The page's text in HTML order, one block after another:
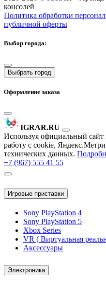
консолей
Политика обработки
публичной оферты
Выбор города:
Выбрать город
Оформление заказа
IGRAR.RU
Используя официальный сайт
работу с cookie,
технических данных.
+7 (967) 555 41 55
Игровые приставки
Sony PlayStation 4
Sony PlayStation 5
Xbox Series
VR ( Виртуальная
Аксессуары
Электроника